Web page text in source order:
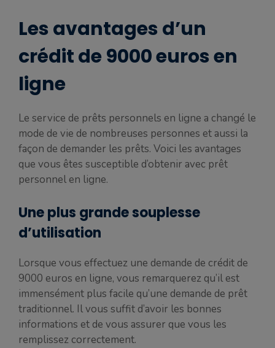
Les avantages d’un
crédit de 9000 euros en
ligne
Le service de prêts personnels en ligne a changé le
mode de vie de nombreuses personnes et aussi la
façon de demander les prêts. Voici les avantages
que vous êtes susceptible d’obtenir avec prêt
personnel en ligne.
Une plus grande souplesse
d’utilisation
Lorsque vous effectuez une demande de crédit de
9000 euros en ligne, vous remarquerez qu’il est
immensément plus facile qu’une demande de prêt
traditionnel. Il vous suffit d’avoir les bonnes
informations et de vous assurer que vous les
remplissez correctement.